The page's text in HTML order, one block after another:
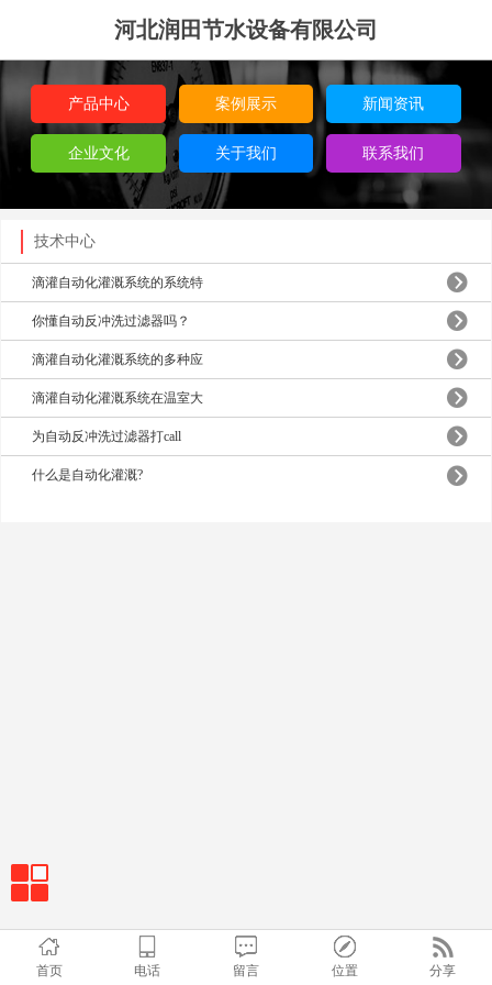
河北润田节水设备有限公司
产品中心 案例展示 新闻资讯
企业文化 关于我们 联系我们
技术中心
滴灌自动化灌溉系统的系统特
你懂自动反冲洗过滤器吗？
滴灌自动化灌溉系统的多种应
滴灌自动化灌溉系统在温室大
为自动反冲洗过滤器打call
什么是自动化灌溉?
首页 电话 留言 位置 分享